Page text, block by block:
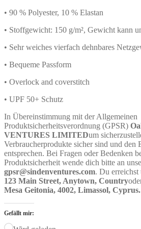
• 90 % Polyester, 10 % Elastan
• Stoffgewicht: 150 g/m², Gewicht kann
• Sehr weiches vierfach dehnbares
• Bequeme Passform
• Overlock and coverstitch
• UPF 50+ Schutz
In Übereinstimmung mit der Allgemeinen
Produktsicherheitsverordnung (GPSR)
VENTURES LIMITEDum
Verbraucherprodukte sicher sind und den
entsprechen. Bei Fragen oder Bedenken
Produktsicherheit wende dich bitte an
gpsr@sindenventures.com. Du
123 Main Street, Anytown, Country
Mesa Geitonia, 4002, Limassol, Cyprus.
Gefällt mir: